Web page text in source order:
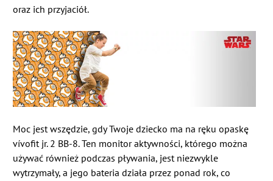
oraz ich przyjaciół.
Moc jest wszędzie, gdy Twoje dziecko ma na ręku opaskę
vívofit jr. 2 BB-8. Ten monitor aktywności, którego można
używać również podczas pływania, jest niezwykle
wytrzymały, a jego bateria działa przez ponad rok, co